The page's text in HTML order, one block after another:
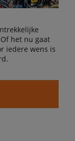
het nu gaat
iedere wens is